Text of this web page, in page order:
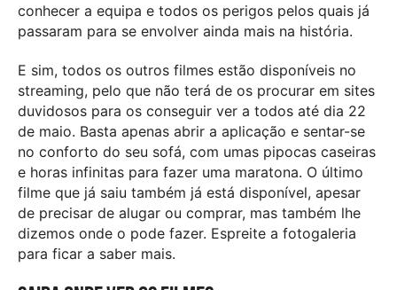
conhecer a equipa e todos os perigos pelos quais já
passaram para se envolver ainda mais na história.
E sim, todos os outros filmes estão disponíveis no
streaming, pelo que não terá de os procurar em sites
duvidosos para os conseguir ver a todos até dia 22
de maio. Basta apenas abrir a aplicação e sentar-se
no conforto do seu sofá, com umas pipocas caseiras
e horas infinitas para fazer uma maratona. O último
filme que já saiu também já está disponível, apesar
de precisar de alugar ou comprar, mas também lhe
dizemos onde o pode fazer. Espreite a fotogaleria
para ficar a saber mais.